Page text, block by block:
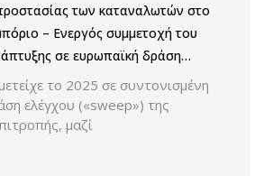
των καταναλωτών στο
– Ενεργός συμμετοχή του
σε ευρωπαϊκή δράση
των τιμών και των
το 2025 σε συντονισμένη
ελέγχου («sweep») της
μαζί